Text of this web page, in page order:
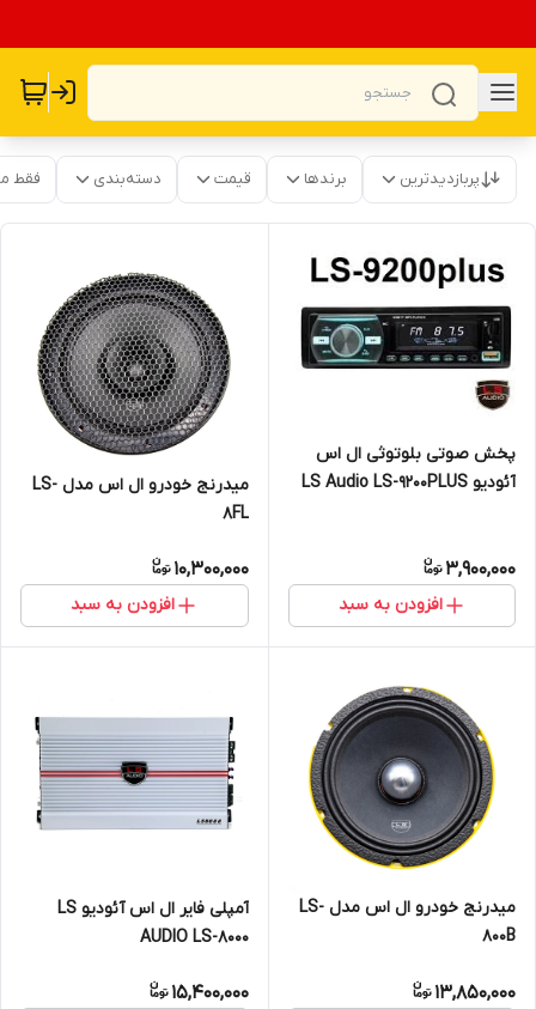
پربازدیدترین برندها قیمت دسته‌بندی فقط
پخش صوتی بلوتوثی ال اس
آئودیو LS Audio LS-9200PLUS
3,900,000
افزودن به سبد
میدرنج خودرو ال اس مدل LS-
8FL
10,300,000
افزودن به سبد
میدرنج خودرو ال اس مدل LS-
800B
13,850,000
آمپلی فایر ال اس آئودیو LS
AUDIO LS-8000
15,400,000